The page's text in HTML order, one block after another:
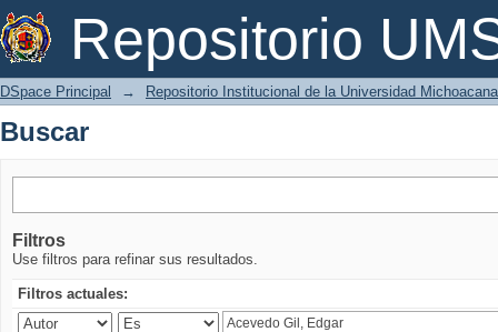
Repositorio
Buscar
DSpace Principal → Repositorio Institucional de la Universidad
Buscar
Filtros
Use filtros para refinar sus resultados.
Filtros actuales: